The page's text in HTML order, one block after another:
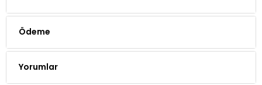
Ödeme
Yorumlar